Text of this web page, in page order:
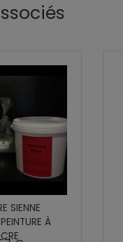
SIENNE
À